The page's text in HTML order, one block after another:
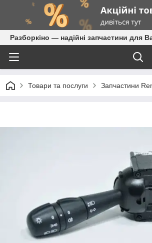
Разборкіно — надійні запчастини для
Товари та послуги Запчастини